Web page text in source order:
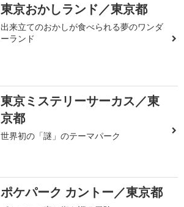
東京おかしランド／東京都
出来立てのおかしが食べられる夢のワンダ
ーランド
東京ミステリーサーカス／東
京都
世界初の「謎」のテーマパーク
ポケパーク カントー／東京都